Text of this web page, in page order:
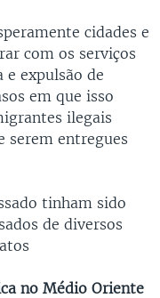
cidades e
com os serviços
e expulsão de
em que isso
ilegais
serem entregues
tinham sido
de diversos
no Médio Oriente